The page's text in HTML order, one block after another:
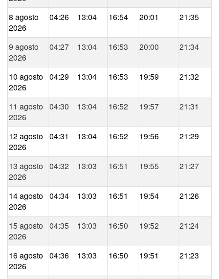
8 agosto
2026
04:26 13:04 16:54 20:01 21:35
9 agosto
2026
04:27 13:04 16:53 20:00 21:34
10 agosto
2026
04:29 13:04 16:53 19:59 21:32
11 agosto
2026
04:30 13:04 16:52 19:57 21:31
12 agosto
2026
04:31 13:04 16:52 19:56 21:29
13 agosto
2026
04:32 13:03 16:51 19:55 21:27
14 agosto
2026
04:34 13:03 16:51 19:54 21:26
15 agosto
2026
04:35 13:03 16:50 19:52 21:24
16 agosto
2026
04:36 13:03 16:50 19:51 21:23